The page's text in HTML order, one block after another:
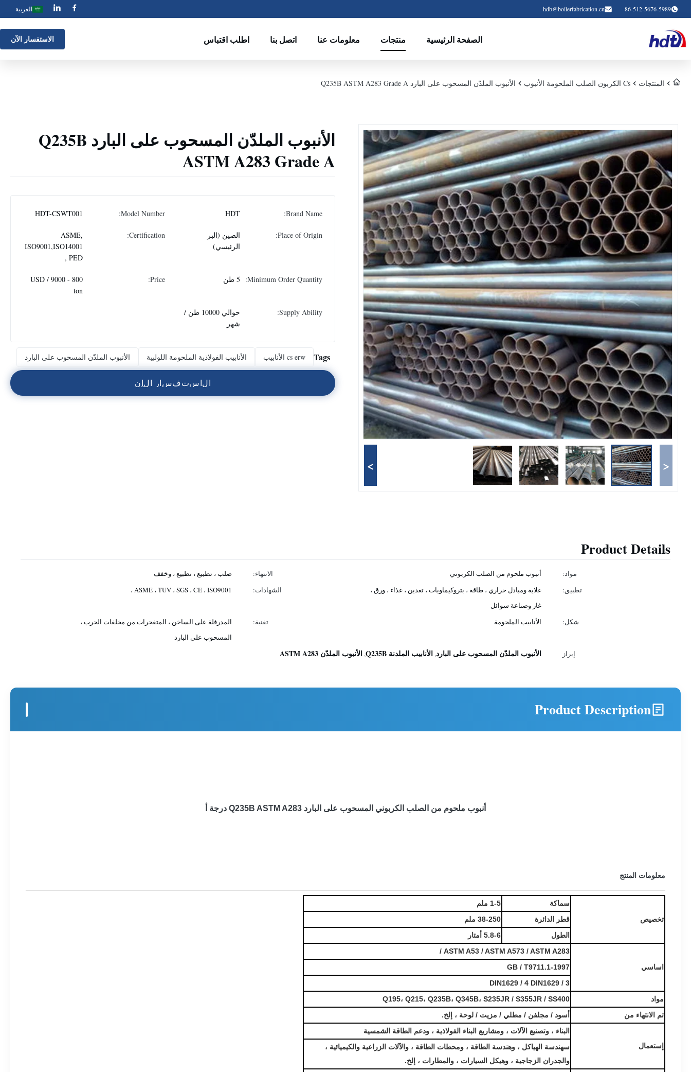
86-512-5676-5989
hdb@boilerfabrication.cn العربية
الصفحة الرئيسية منتجات معلومات عنا اتصل بنا اطلب اقتباس الاستفسار الآن
المنتجات Cs الكربون الصلب الملحومة الأنبوب الأنبوب الملدّن المسحوب على البارد Q235B ASTM A283 Grade A
<
>
الأنبوب الملدّن المسحوب على البارد Q235B
ASTM A283 Grade A
Brand Name:
HDT
Model Number:
HDT-CSWT001
Place of Origin:
الصين (البر
الرئيسي)
Certification:
ASME,
ISO9001,ISO14001
, PED
Minimum Order Quantity: 5 طن Price:
800 - 9000 USD /
ton
Supply Ability:
حوالي 10000 طن /
شهر
Tags cs erw الأنابيب الأنابيب الفولاذية الملحومة اللولبية الأنبوب الملدّن المسحوب على البارد
الاستفسار الآن
Product Details
مواد: أنبوب ملحوم من الصلب الكربوني الانتهاء:
صلب ، تطبيع ، تطبيع ، وخفف
تطبيق:
غلاية ومبادل حراري ، طاقة ، بتروكيماويات ، تعدين ، غذاء ، ورق ،
غاز وصناعة سوائل
الشهادات: ASME ، TUV ، SGS ، CE ، ISO9001 ،
شكل: الأنابيب الملحومة تقنية:
المدرفلة على الساخن ، المتفجرات من مخلفات الحرب ،
المسحوب على البارد
إبراز
الأنبوب الملدّن المسحوب على البارد,الأنابيب الملدنة Q235B ,الأنبوب الملدّن ASTM A283
Product Description
أنبوب ملحوم من الصلب الكربوني المسحوب على البارد Q235B ASTM A283 درجة أ
معلومات المنتج
تخصيص
سماكة
1-5 ملم
قطر الدائرة
38-250 ملم
الطول
5.8-6 أمتار
اساسي
ASTM A53 / ASTM A573 / ASTM A283 /
GB / T9711.1-1997
DIN1629 / 4 DIN1629 / 3
مواد
Q195، Q215، Q235B، Q345B، S235JR / S355JR / SS400
تم الانتهاء من
أسود / مجلفن / مطلي / مزيت / لوحة ، إلخ.
إستعمال
البناء ، وتصنيع الآلات ، ومشاريع البناء الفولاذية ، ودعم الطاقة الشمسية
سهندسة الهياكل ، وهندسة الطاقة ، ومحطات الطاقة ، والآلات الزراعية والكيميائية ،
والجدران الزجاجية ، وهيكل السيارات ، والمطارات ، إلخ.